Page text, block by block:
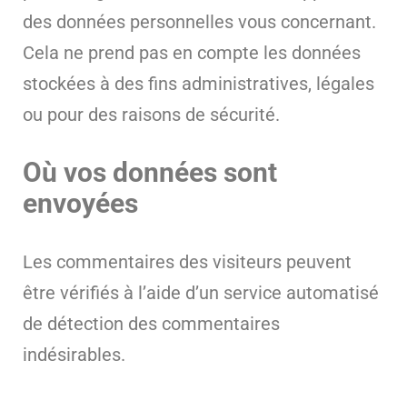
des données personnelles vous concernant.
Cela ne prend pas en compte les données
stockées à des fins administratives, légales
ou pour des raisons de sécurité.
Où vos données sont
envoyées
Les commentaires des visiteurs peuvent
être vérifiés à l’aide d’un service automatisé
de détection des commentaires
indésirables.